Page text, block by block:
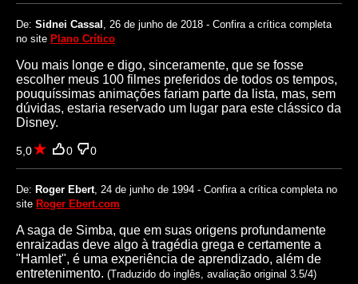
De: Sidnei Cassal , 26 de junho de 2018 - Confira a crítica completa
no site Plano Crítico
Vou mais longe e digo, sinceramente, que se fosse
escolher meus 100 filmes preferidos de todos os tempos,
pouquíssimas animações fariam parte da lista, mas, sem
dúvidas, estaria reservado um lugar para este clássico da
Disney.
5,0 0 0
De: Roger Ebert, 24 de junho de 1994 - Confira a crítica completa no
site Roger Ebert.com
A saga de Simba, que em suas origens profundamente
enraizadas deve algo à tragédia grega e certamente a
"Hamlet", é uma experiência de aprendizado, além de
entretenimento. (Traduzido do inglês, avaliação original 3.5/4)